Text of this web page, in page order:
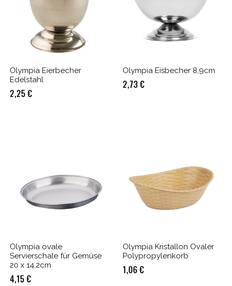
Olympia Eierbecher
Edelstahl
2,25 €
Olympia Eisbecher 8,9cm
2,73 €
Olympia ovale
Servierschale für Gemüse
20 x 14,2cm
4,15 €
Olympia Kristallon Ovaler
Polypropylenkorb
1,06 €